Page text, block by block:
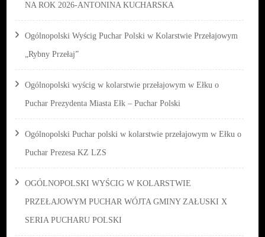
NA ROK 2026-ANTONINA KUCHARSKA
Ogólnopolski Wyścig Puchar Polski w Kolarstwie Przełajowym
„Rybny Przełaj”
Ogólnopolski wyścig w kolarstwie przełajowym w Ełku o
Puchar Prezydenta Miasta Ełk – Puchar Polski
Ogólnopolski Puchar polski w kolarstwie przełajowym w Ełku o
Puchar Prezesa KZ LZS
OGÓLNOPOLSKI WYŚCIG W KOLARSTWIE
PRZEŁAJOWYM PUCHAR WÓJTA GMINY ZAŁUSKI X
SERIA PUCHARU POLSKI